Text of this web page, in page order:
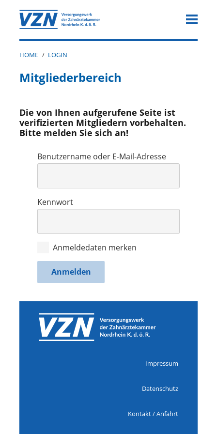
HOME / LOGIN
Mitgliederbereich
Die von Ihnen aufgerufene Seite ist
verifizierten Mitgliedern vorbehalten.
Bitte melden Sie sich an!
Benutzername oder E-Mail-Adresse
Kennwort
Anmeldedaten merken
Impressum
Datenschutz
Kontakt / Anfahrt